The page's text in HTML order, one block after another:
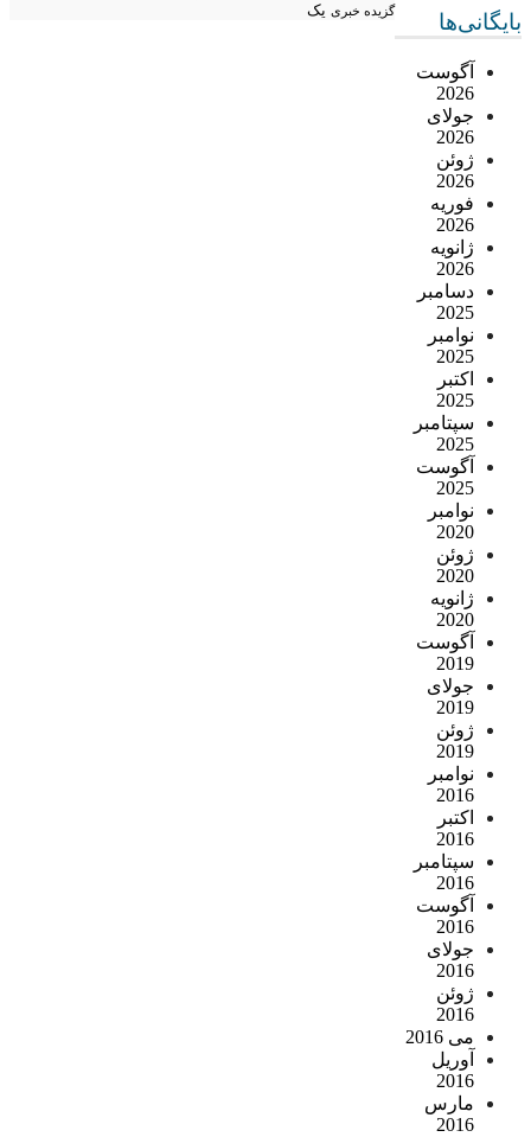
بایگانی‌ها
آگوست
2026
جولای
2026
ژوئن
2026
فوریه
2026
ژانویه
2026
دسامبر
2025
نوامبر
2025
اکتبر
2025
سپتامبر
2025
آگوست
2025
نوامبر
2020
ژوئن
2020
ژانویه
2020
آگوست
2019
جولای
2019
ژوئن
2019
نوامبر
2016
اکتبر
2016
سپتامبر
2016
آگوست
2016
جولای
2016
ژوئن
2016
می 2016
آوریل
2016
مارس
2016
گزیده خبری یک